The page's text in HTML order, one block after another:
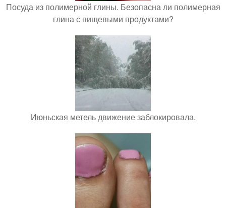
Посуда из полимерной глины. Безопасна ли полимерная
глина с пищевыми продуктами?
Июньская метель движение заблокировала.